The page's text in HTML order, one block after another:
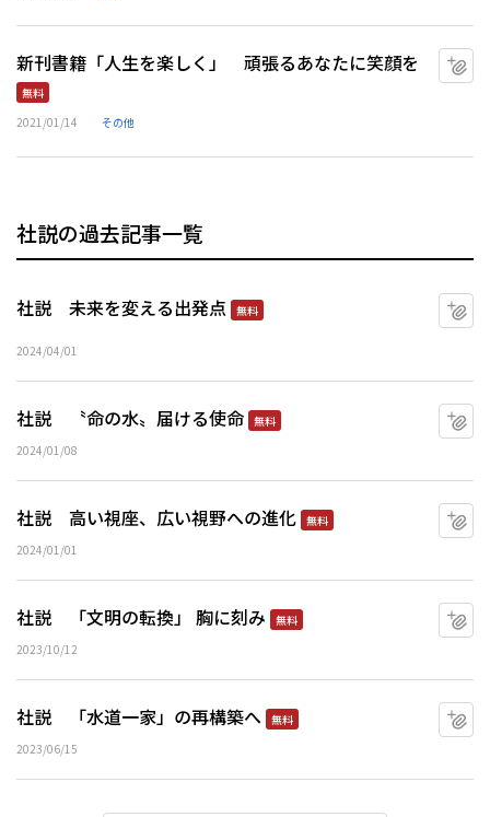
新刊書籍「人生を楽しく」 頑張るあなたに笑顔を
無料
2021/01/14
その他
社説の過去記事一覧
社説 未来を変える出発点 無料
2024/04/01
社説 〝命の水〟届ける使命 無料
2024/01/08
社説 高い視座、広い視野への進化 無料
2024/01/01
社説 「文明の転換」 胸に刻み
無料
2023/10/12
社説 「水道一家」の再構築へ
無料
2023/06/15